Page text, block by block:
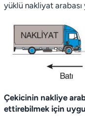
yüklü nakliyat arabası
Çekicinin nakliye
ettirebilmek için